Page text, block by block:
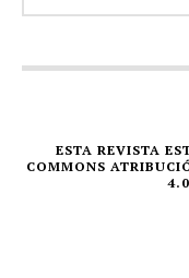
ESTA REVISTA
COMMONS